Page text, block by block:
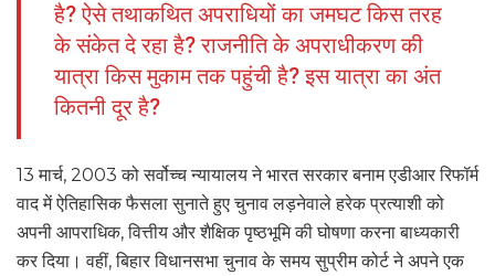
है? ऐसे तथाकथित अपराधियों का जमघट किस तरह
के संकेत दे रहा है? राजनीति के अपराधीकरण की
यात्रा किस मुकाम तक पहुंची है? इस यात्रा का अंत
कितनी दूर है?
13 मार्च, 2003 को सर्वोच्च न्यायालय ने भारत सरकार बनाम एडीआर रिफॉर्म
वाद में ऐतिहासिक फैसला सुनाते हुए चुनाव लड़नेवाले हरेक प्रत्याशी को
अपनी आपराधिक, वित्तीय और शैक्षिक पृष्ठभूमि की घोषणा करना बाध्यकारी
कर दिया। वहीं, बिहार विधानसभा चुनाव के समय सुप्रीम कोर्ट ने अपने एक